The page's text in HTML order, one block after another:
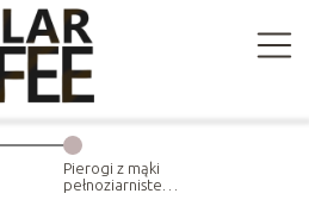
Pierogi z mąki
pełnoziarnistej –